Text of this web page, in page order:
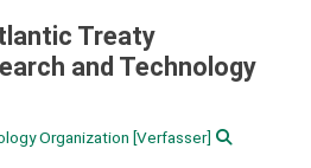
Treaty
and Technology
Organization [Verfasser]